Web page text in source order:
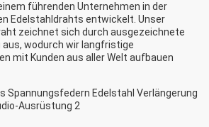
führenden Unternehmen in der
Edelstahldrahts entwickelt. Unser
zeichnet sich durch ausgezeichnete
wodurch wir langfristige
mit Kunden aus aller Welt aufbauen